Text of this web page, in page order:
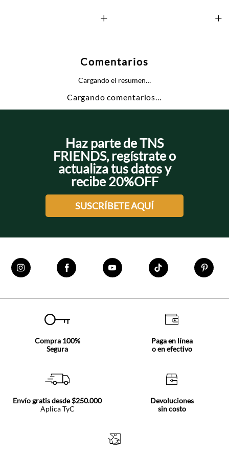
+ +
Comentarios
Cargando el resumen…
Cargando comentarios…
Haz parte de TNS
FRIENDS, regístrate o
actualiza tus datos y
recibe 20%OFF
SUSCRÍBETE AQUÍ
Compra 100%
Segura
Paga en línea
o en efectivo
Envío gratis desde $250.000
Aplica TyC
Devoluciones
sin costo